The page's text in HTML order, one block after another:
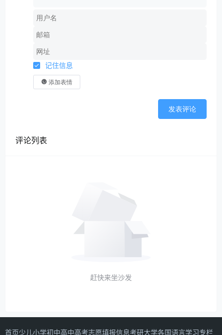
记住信息
添加表情
发表评论
评论列表
赶快来坐沙发
首页少儿小学初中高中高考志愿填报信息考研大学各国语言学习专栏